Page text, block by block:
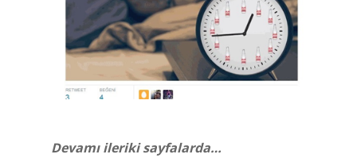
Devamı ileriki sayfalarda…